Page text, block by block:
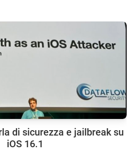
di sicurezza e jailbreak su
iOS 16.1